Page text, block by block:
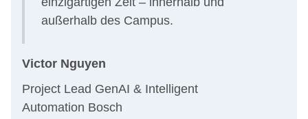
außerhalb des Campus.
Victor Nguyen
Project Lead GenAI & Intelligent
Automation Bosch